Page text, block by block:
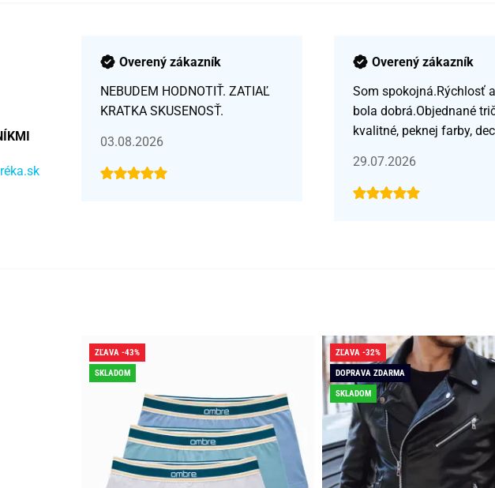
Overený zákazník
NEBUDEM HODNOTIŤ. ZATIAĽ
KRATKA SKUSENOSŤ.
03.08.2026
Overený zákazník
Som spokojná.Rýchlosť
bola dobrá.Objednané
kvalitné, peknej farby,
29.07.2026
ZĽAVA -43%
SKLADOM
ZĽAVA -32%
DOPRAVA ZDARMA
SKLADOM